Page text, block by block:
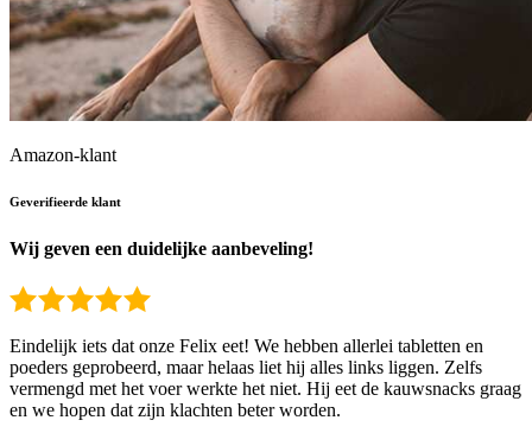
Amazon-klant
Geverifieerde klant
Wij geven een duidelijke aanbeveling!
Eindelijk iets dat onze Felix eet! We hebben allerlei tabletten en
poeders geprobeerd, maar helaas liet hij alles links liggen. Zelfs
vermengd met het voer werkte het niet. Hij eet de kauwsnacks graag
en we hopen dat zijn klachten beter worden.